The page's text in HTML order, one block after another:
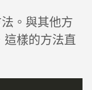
。與其他方
這樣的方法直